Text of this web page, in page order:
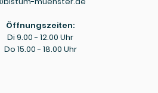
Öffnungszeiten:
Di 9.00 - 12.00 Uhr
Do 15.00 - 18.00 Uhr